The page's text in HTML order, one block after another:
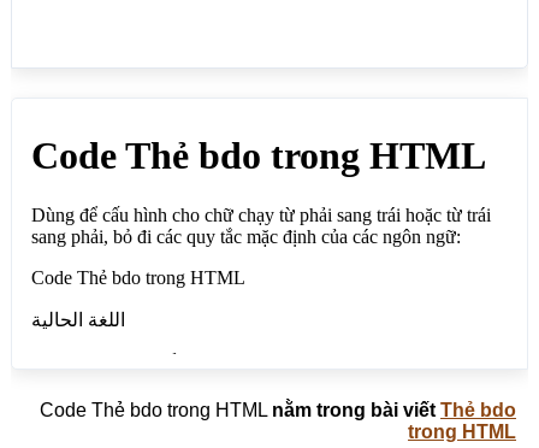
Code Thẻ bdo trong HTML nằm trong bài viết Thẻ bdo
trong HTML